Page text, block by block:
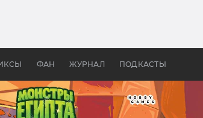
ФАН ЖУРНАЛ ПОДКАСТЫ
бы «Властелина колец»